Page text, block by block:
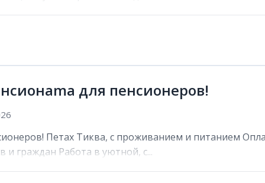
для пенсионеров!
Петах Тиква, с проживанием и питанием
и граждан Работа в уютной, с...